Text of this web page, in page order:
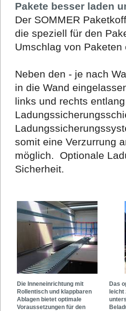
Pakete besser laden
Der SOMMER
die speziell für den
Umschlag von Paketen
Neben den - je nach
in die Wand
links und rechts
somit eine Verzurrung
möglich. Optionale
Sicherheit.
Die Inneneinrichtung mit
Rollentisch und klappbaren
Ablagen bietet optimale
Voraussetzungen für den
Das
leicht